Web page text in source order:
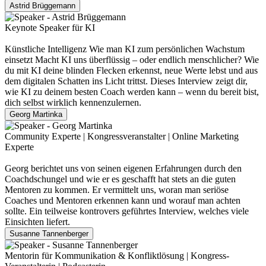
Astrid Brüggemann
Keynote Speaker für KI
Künstliche Intelligenz Wie man KI zum persönlichen Wachstum
einsetzt Macht KI uns überflüssig – oder endlich menschlicher? Wie
du mit KI deine blinden Flecken erkennst, neue Werte lebst und aus
dem digitalen Schatten ins Licht trittst. Dieses Interview zeigt dir,
wie KI zu deinem besten Coach werden kann – wenn du bereit bist,
dich selbst wirklich kennenzulernen.
Georg Martinka
Community Experte | Kongressveranstalter | Online Marketing
Experte
Georg berichtet uns von seinen eigenen Erfahrungen durch den
Coachdschungel und wie er es geschafft hat stets an die guten
Mentoren zu kommen. Er vermittelt uns, woran man seriöse
Coaches und Mentoren erkennen kann und worauf man achten
sollte. Ein teilweise kontrovers geführtes Interview, welches viele
Einsichten liefert.
Susanne Tannenberger
Mentorin für Kommunikation & Konfliktlösung | Kongress-